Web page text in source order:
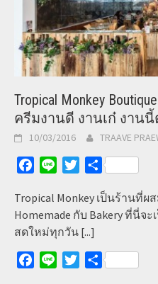
Tropical Monkey
ครีมงานดี งานเก๋ งาน
10/03/2016 TRAAVE
Facebook
Line TwitterShare
Tropical Monkey เป็นร้านที่
Homemade กับ Bakery ที่นี่จ
สดใหม่ทุกวัน [...]
Facebook
Line TwitterShare